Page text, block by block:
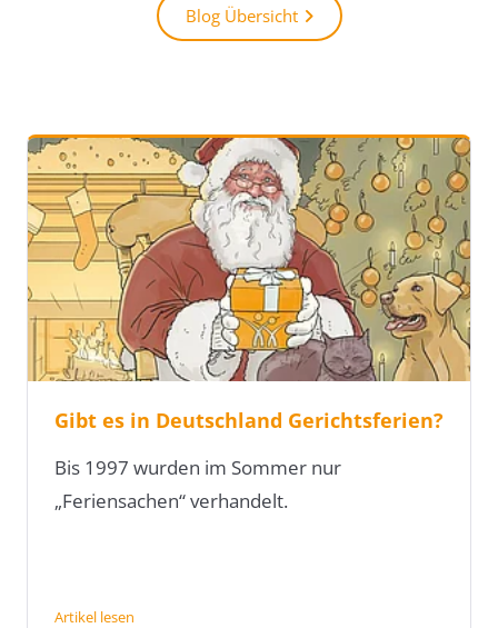
Blog Übersicht
Gibt es in Deutschland Gerichtsferien?
Bis 1997 wurden im Sommer nur
„Feriensachen“ verhandelt.
Artikel lesen